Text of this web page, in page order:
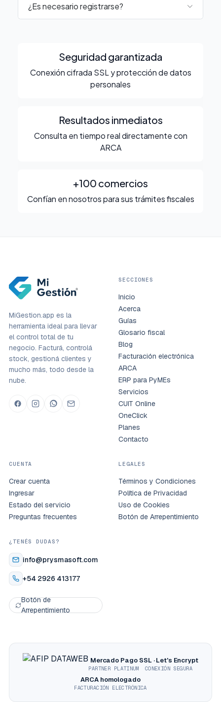
¿Es necesario registrarse?
Seguridad garantizada
Conexión cifrada SSL y protección de datos
personales
Resultados inmediatos
Consulta en tiempo real directamente con
ARCA
+100 comercios
Confían en nosotros para sus trámites fiscales
MiGestion.app es la
herramienta ideal para llevar
el control total de tu
negocio. Facturá, controlá
stock, gestioná clientes y
mucho más, todo desde la
nube.
SECCIONES
Inicio
Acerca
Guías
Glosario fiscal
Blog
Facturación electrónica
ARCA
ERP para PyMEs
Servicios
CUIT Online
OneClick
Planes
Contacto
CUENTA
Crear cuenta
Ingresar
Estado del servicio
Preguntas frecuentes
LEGALES
Términos y Condiciones
Política de Privacidad
Uso de Cookies
Botón de Arrepentimiento
¿TENÉS DUDAS?
info@prysmasoft.com
+54 2926 413177
Botón de
Arrepentimiento
Mercado Pago
PARTNER PLATINUM
SSL · Let's Encrypt
CONEXIÓN SEGURA
ARCA homologado
FACTURACIÓN ELECTRÓNICA